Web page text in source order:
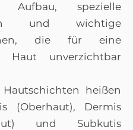
Aufbau, spezielle
und wichtige
die für eine
Haut unverzichtbar
heißen
(Oberhaut), Dermis
und Subkutis